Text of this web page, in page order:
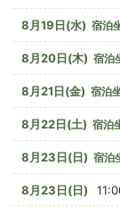
8月19日(水) 宿泊
8月20日(木) 宿泊
8月21日(金) 宿泊
8月22日(土) 宿泊
8月23日(日) 宿泊
8月23日(日)